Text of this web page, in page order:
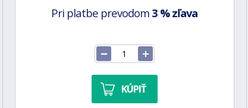
Pri platbe prevodom 3 % zľava
KÚPIŤ